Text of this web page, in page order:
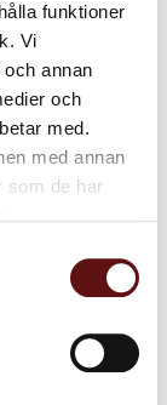
funktioner
Vi
annan
och
med.
med annan
som de har